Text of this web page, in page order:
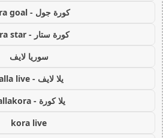
كورة جول - kora goal
كورة ستار - kora star
سوريا لايف
يلا لايف - yalla live
يلا كورة - yallakora
kora live